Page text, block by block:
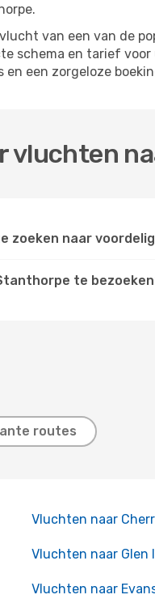
van een van de
schema en tarief
een zorgeloze
vluchten
zoeken naar
te
routes
Vluchten naar
Vluchten naar Glen
Vluchten naar